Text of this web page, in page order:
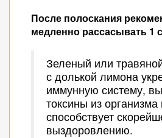
После полоскания
медленно рассасывать 1
Зеленый или
с долькой лимона
иммунную систему,
токсины из организма
способствует
выздоровлению.